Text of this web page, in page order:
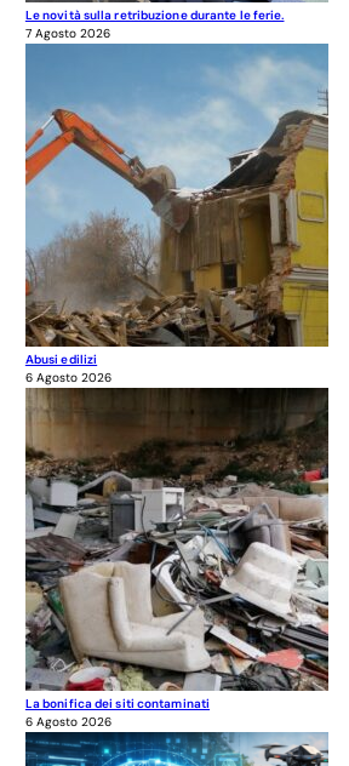
Le novità sulla retribuzione durante le ferie.
7 Agosto 2026
Abusi edilizi
6 Agosto 2026
La bonifica dei siti contaminati
6 Agosto 2026